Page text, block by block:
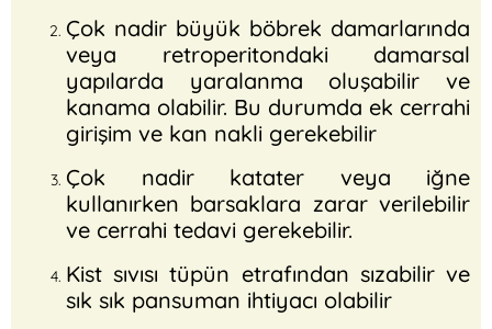
Çok nadir büyük böbrek damarlarında
veya retroperitondaki damarsal
yapılarda yaralanma oluşabilir ve
kanama olabilir. Bu durumda ek cerrahi
girişim ve kan nakli gerekebilir
Çok nadir katater veya iğne
kullanırken barsaklara zarar verilebilir
ve cerrahi tedavi gerekebilir.
Kist sıvısı tüpün etrafından sızabilir ve
sık sık pansuman ihtiyacı olabilir